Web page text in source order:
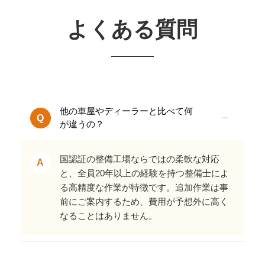
よくある質問
Q
他の車屋やディーラーと比べて何
が違うの？
A
国認証の整備工場ならではの柔軟な対応
と、全員20年以上の経験を持つ整備士によ
る高精度な作業が特徴です。追加作業は事
前にご案内するため、費用が予想外に高く
なることはありません。